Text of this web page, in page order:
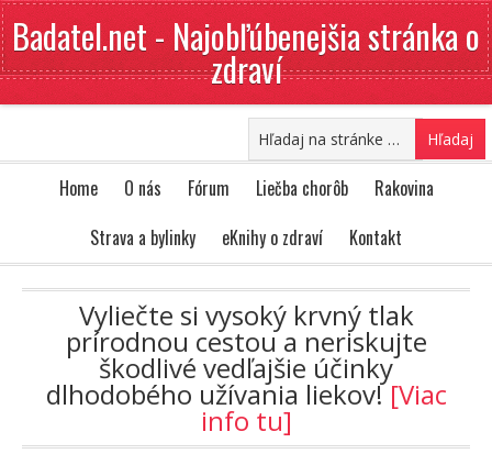
Badatel.net - Najobľúbenejšia stránka o
zdraví
Home O nás Fórum Liečba chorôb
Rakovina
Strava a bylinky
eKnihy o zdraví Kontakt
Vyliečte si vysoký krvný tlak
prírodnou cestou a neriskujte
škodlivé vedľajšie účinky
dlhodobého užívania liekov![Viac
info tu]